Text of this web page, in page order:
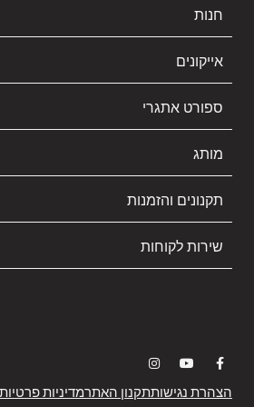
חנות
אייקונים
ספורט אתגרי
מותג
תקנונים והזמנות
שירות לקוחות
הצהרת נגישותתקנון האתרמדיניות פרטיות